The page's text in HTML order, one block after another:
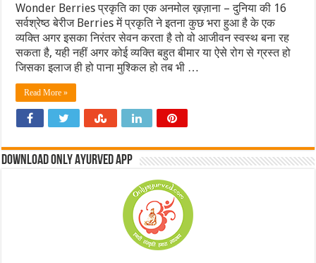
Wonder Berries प्रकृति का एक अनमोल ख़ज़ाना – दुनिया की 16
सर्वश्रेष्ठ बेरीज Berries में प्रकृति ने इतना कुछ भरा हुआ है के एक
व्यक्ति अगर इसका निरंतर सेवन करता है तो वो आजीवन स्वस्थ बना रह
सकता है, यही नहीं अगर कोई व्यक्ति बहुत बीमार या ऐसे रोग से ग्रस्त हो
जिसका इलाज ही हो पाना मुश्किल हो तब भी …
Read More »
Download Only Ayurved App